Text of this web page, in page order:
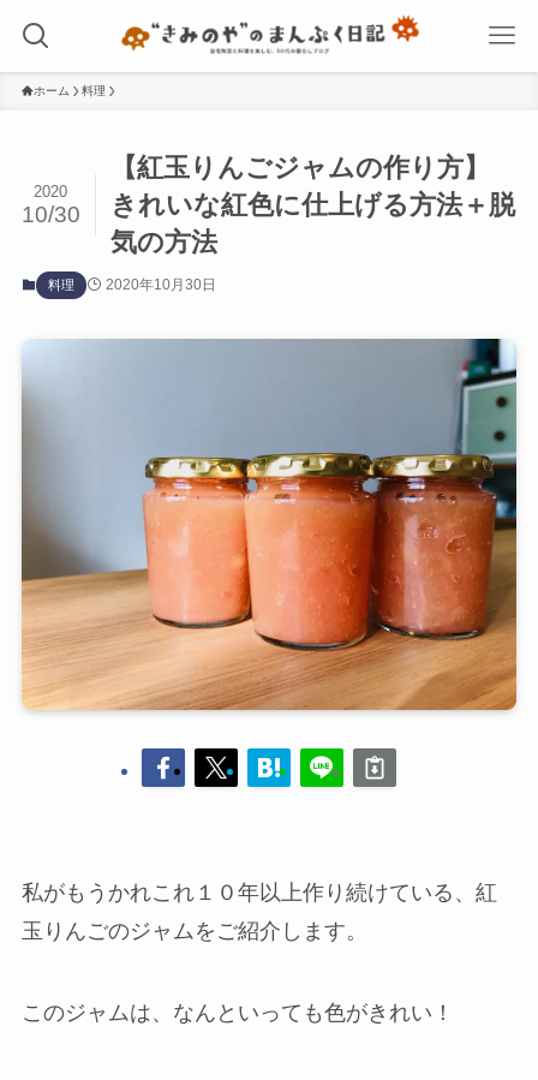
ホーム 料理
【紅玉りんごジャムの作り方】
きれいな紅色に仕上げる方法＋脱
気の方法
2020
10/30
料理 2020年10月30日
私がもうかれこれ１０年以上作り続けている、紅
玉りんごのジャムをご紹介します。
このジャムは、なんといっても色がきれい！